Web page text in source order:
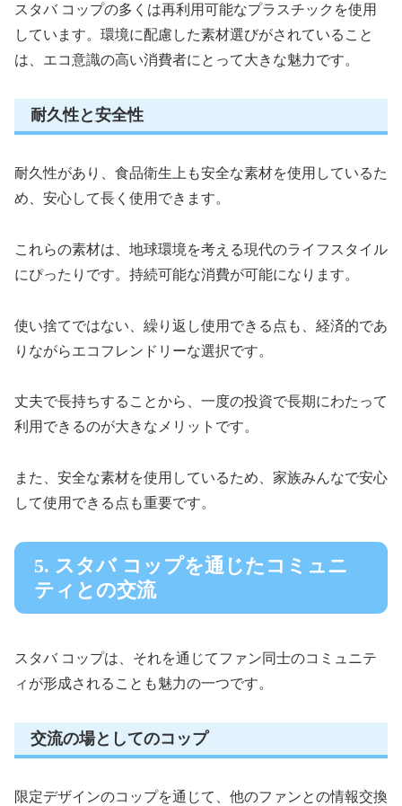
スタバ コップの多くは再利用可能なプラスチックを使用
しています。環境に配慮した素材選びがされていること
は、エコ意識の高い消費者にとって大きな魅力です。
耐久性と安全性
耐久性があり、食品衛生上も安全な素材を使用しているた
め、安心して長く使用できます。
これらの素材は、地球環境を考える現代のライフスタイル
にぴったりです。持続可能な消費が可能になります。
使い捨てではない、繰り返し使用できる点も、経済的であ
りながらエコフレンドリーな選択です。
丈夫で長持ちすることから、一度の投資で長期にわたって
利用できるのが大きなメリットです。
また、安全な素材を使用しているため、家族みんなで安心
して使用できる点も重要です。
5. スタバ コップを通じたコミュニ
ティとの交流
スタバ コップは、それを通じてファン同士のコミュニテ
ィが形成されることも魅力の一つです。
交流の場としてのコップ
限定デザインのコップを通じて、他のファンとの情報交換